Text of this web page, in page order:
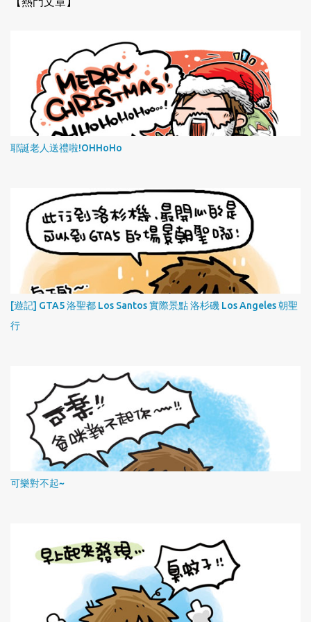
耶誕老人送禮啦!OHHoHo
[遊記] GTA5 洛聖都 Los Santos 實際景點 洛杉磯 Los Angeles 朝聖
行
可樂對不起~